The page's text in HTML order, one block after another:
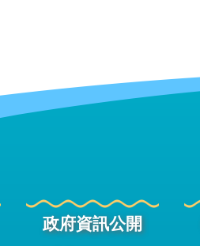
政府資訊公開